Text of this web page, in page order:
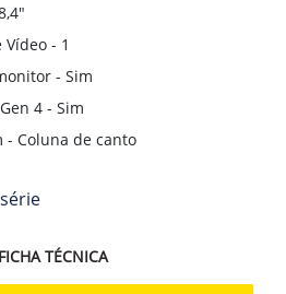
- 1
- Sim
4 - Sim
- Coluna de canto
FICHA TÉCNICA